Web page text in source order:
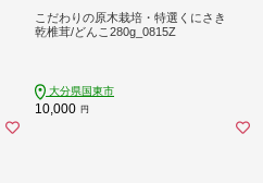
こだわりの原木栽培・特選くにさき
乾椎茸/どんこ280g_0815Z
大分県国東市
10,000 円